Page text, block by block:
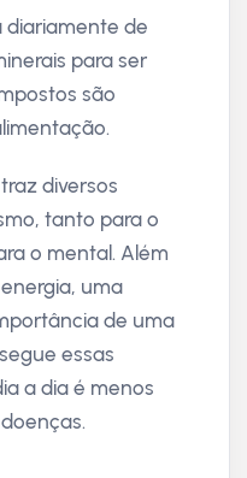
diariamente de
para ser
são
diversos
tanto para o
o mental. Além
uma
de uma
essas
a dia é menos